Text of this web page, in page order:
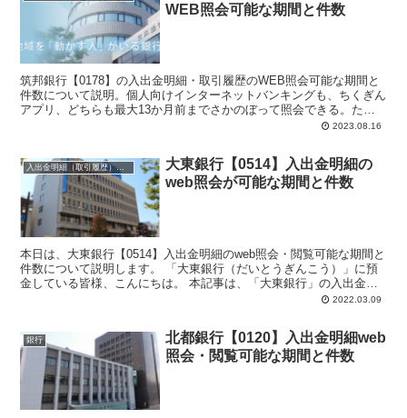
WEB照会可能な期間と件数
筑邦銀行【0178】の入出金明細・取引履歴のWEB照会可能な期間と
件数について説明。個人向けインターネットバンキングも、ちくぎん
アプリ、どちらも最大13か月前までさかのぼって照会できる。ただ
し、ちくぎんアプリの場合はアプリ連携日以降の照会となる。2023.08.16
入出金明細（取引履歴）照会・閲覧
大東銀行【0514】入出金明細の
web照会が可能な期間と件数
本日は、大東銀行【0514】入出金明細のweb照会・閲覧可能な期間と
件数について説明します。 「大東銀行（だいとうぎんこう）」に預
金している皆様、こんにちは。 本記事は、「大東銀行」の入出金明
2022.03.09
銀行
北都銀行【0120】入出金明細web
照会・閲覧可能な期間と件数